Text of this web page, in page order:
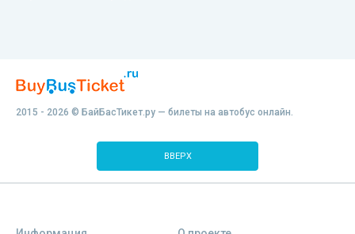
2015 - 2026 © БайБасТикет.ру — билеты на автобус онлайн.
ВВЕРХ